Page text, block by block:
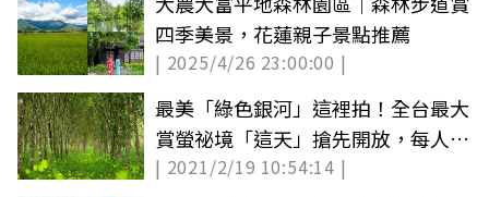
四季美景，花蓮親子景點推薦
| 2025/4/26 23:00:00 |
最美「綠色銀河」這裡拍！全台最大
賞螢祕境「這天」搶先開放，每人
300元就能衝打卡
| 2021/2/19 10:54:14 |